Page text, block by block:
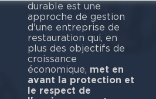
durable est une
approche de gestion
d'une entreprise de
restauration qui, en
plus des objectifs de
croissance
économique, met en
avant la protection et
le respect de